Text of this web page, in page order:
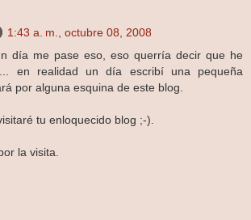
1:43 a. m., octubre 08, 2008
día me pase eso, eso querría decir que he
en realidad un día escribí una pequeña
por alguna esquina de este blog.
tu enloquecido blog ;-).
la visita.